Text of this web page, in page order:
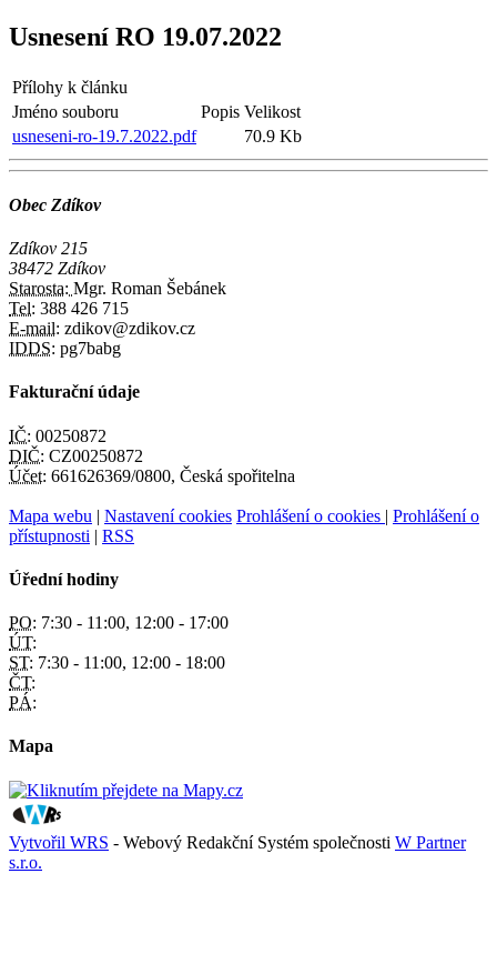
Usnesení RO 19.07.2022
Přílohy k článku
Jméno souboru
Popis Velikost
usneseni-ro-19.7.2022.pdf
70.9 Kb
Obec Zdíkov
Zdíkov 215
38472 Zdíkov
Starosta: Mgr. Roman Šebánek
Tel: 388 426 715
E-mail: zdikov@zdikov.cz
IDDS: pg7babg
Fakturační údaje
IČ: 00250872
DIČ: CZ00250872
Účet: 661626369/0800, Česká spořitelna
Mapa webu | Nastavení cookies Prohlášení o cookies | Prohlášení o
přístupnosti | RSS
Úřední hodiny
PO: 7:30 - 11:00, 12:00 - 17:00
ÚT:
ST: 7:30 - 11:00, 12:00 - 18:00
ČT:
PÁ:
Mapa
Vytvořil WRS - Webový Redakční Systém společnosti W Partner
s.r.o.